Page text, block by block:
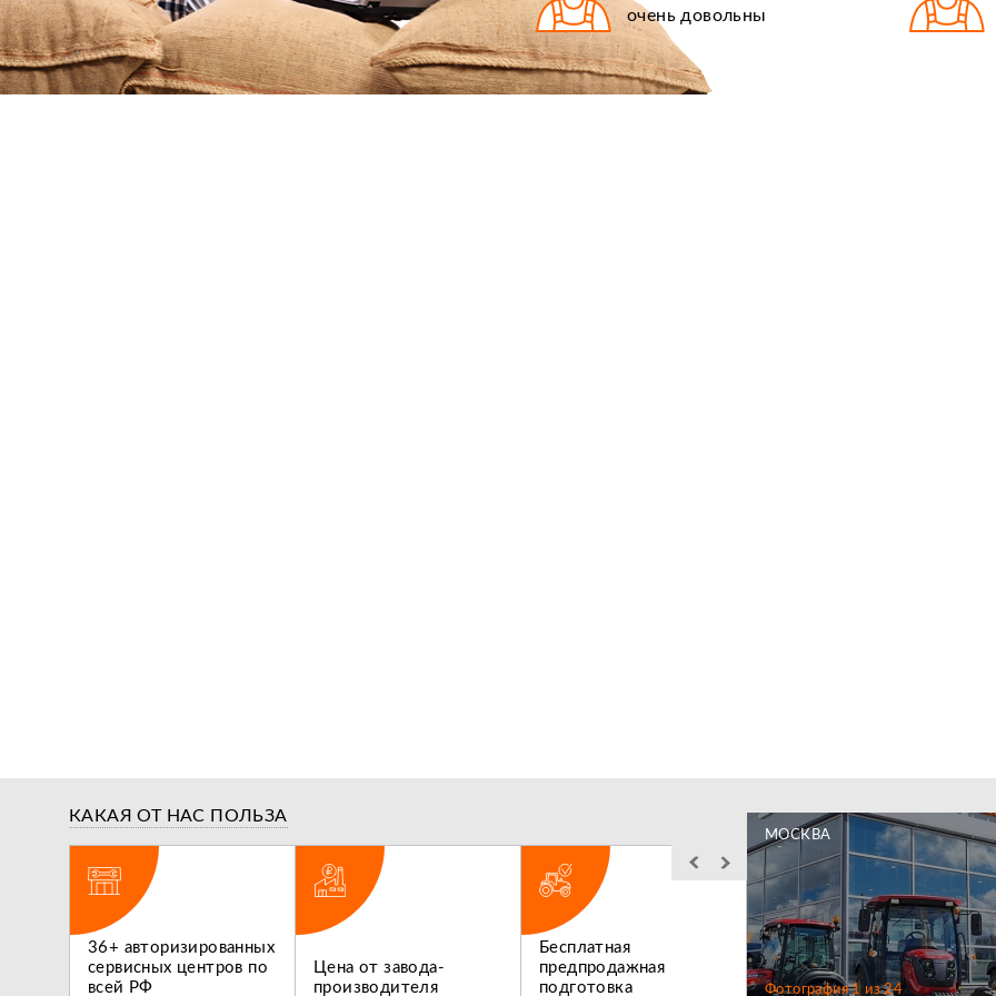
очень довольны
КАКАЯ ОТ НАС ПОЛЬЗА
36+ авторизированных
сервисных центров по
всей РФ
Цена от завода-
производителя
Бесплатная
предпродажная
подготовка
Льготное
послегарантийное
обслуживание
МОСКВА
Фотография1 из24